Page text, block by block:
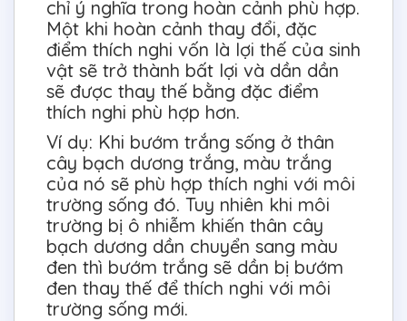
chỉ ý nghĩa trong hoàn cảnh phù hợp.
Một khi hoàn cảnh thay đổi, đặc
điểm thích nghi vốn là lợi thế của sinh
vật sẽ trở thành bất lợi và dần dần
sẽ được thay thế bằng đặc điểm
thích nghi phù hợp hơn.
Ví dụ: Khi bướm trắng sống ở thân
cây bạch dương trắng, màu trắng
của nó sẽ phù hợp thích nghi với môi
trường sống đó. Tuy nhiên khi môi
trường bị ô nhiễm khiến thân cây
bạch dương dần chuyển sang màu
đen thì bướm trắng sẽ dần bị bướm
đen thay thế để thích nghi với môi
trường sống mới.